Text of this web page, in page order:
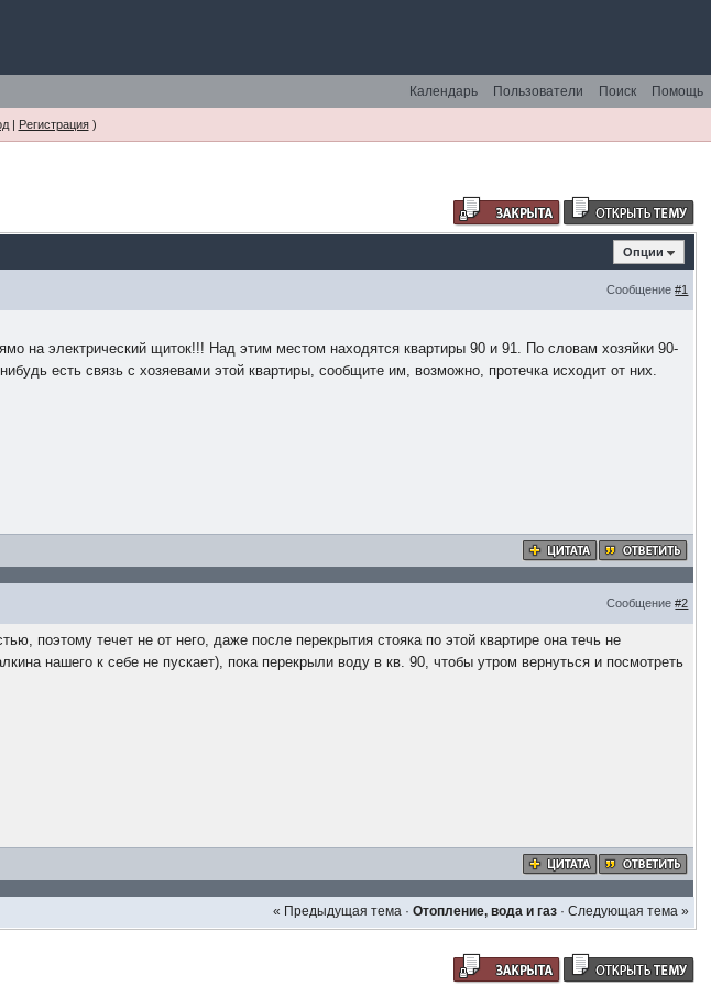
Помощь
Поиск
Пользователи
Календарь
| Регистрация)
Опции
Сообщение#1
на электрический щиток!!! Над этим местом находятся квартиры 90 и 91. По словам хозяйки 90-
есть связь с хозяевами этой квартиры, сообщите им, возможно, протечка исходит от них.
Сообщение#2
поэтому течет не от него, даже после перекрытия стояка по этой квартире она течь не
нашего к себе не пускает), пока перекрыли воду в кв. 90, чтобы утром вернуться и посмотреть
« Предыдущая тема· Отопление, вода и газ· Следующая тема »